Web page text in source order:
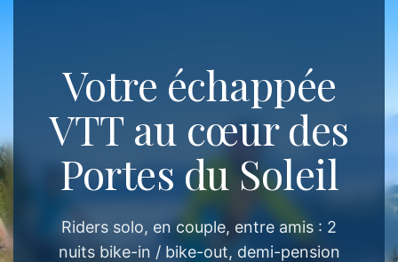
Votre échappée
VTT au cœur des
Portes du Soleil
Riders solo, en couple, entre amis : 2
nuits bike-in / bike-out, demi-pension